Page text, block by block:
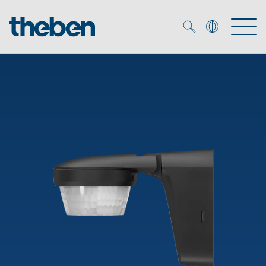
Smart Home
Läsnäolo- ja liiketunnistimet
OEM ratkaisuja
Ratkaisuja
KNX-järjestelmät
Liike- ja läsnäolotunnistimet